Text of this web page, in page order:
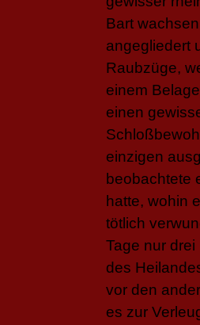
Bart
angegliedert
Raubzüge,
einem
einen
einzigen
beobachtete
hatte, wohin
tötlich
Tage nur
des
vor den
es zur